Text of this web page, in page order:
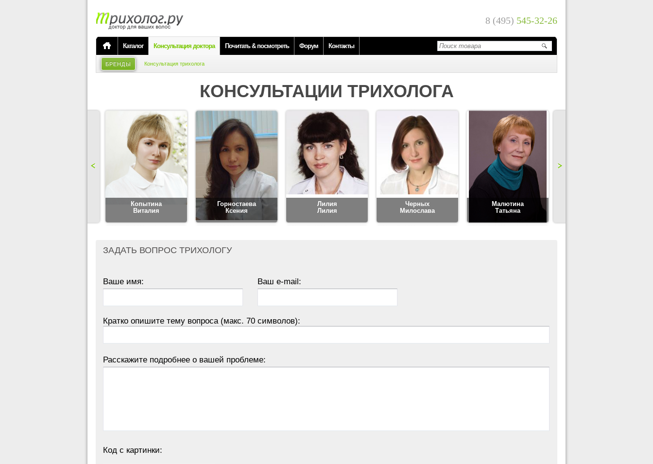
8 (495) 545-32-26
Каталог Консультация доктора Почитать & посмотреть Форум Контакты
БРЕНДЫ Консультация трихолога
КОНСУЛЬТАЦИИ ТРИХОЛОГА
Копытина
Виталия
Горностаева
Ксения
Лилия
Лилия
Черных
Милослава
Малютина
Татьяна
ЗАДАТЬ ВОПРОС ТРИХОЛОГУ
Ваше имя: Ваш e-mail:
Кратко опишите тему вопроса (макс. 70 символов):
Расскажите подробнее о вашей проблеме:
Код с картинки: